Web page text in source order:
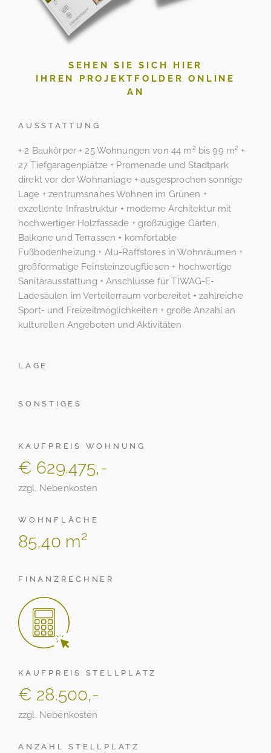
SEHEN SIE SICH HIER
IHREN PROJEKTFOLDER ONLINE
AN
AUSSTATTUNG
+ 2 Baukörper + 25 Wohnungen von 44 m² bis 99 m² +
27 Tiefgaragenplätze + Promenade und Stadtpark
direkt vor der Wohnanlage + ausgesprochen sonnige
Lage + zentrumsnahes Wohnen im Grünen +
exzellente Infrastruktur + moderne Architektur mit
hochwertiger Holzfassade + großzügige Gärten,
Balkone und Terrassen + komfortable
Fußbodenheizung + Alu-Raffstores in Wohnräumen +
großformatige Feinsteinzeugfliesen + hochwertige
Sanitärausstattung + Anschlüsse für TIWAG-E-
Ladesäulen im Verteilerraum vorbereitet + zahlreiche
Sport- und Freizeitmöglichkeiten + große Anzahl an
kulturellen Angeboten und Aktivitäten
LAGE
SONSTIGES
KAUFPREIS WOHNUNG
€ 629.475,-
zzgl. Nebenkosten
WOHNFLÄCHE
85,40 m²
FINANZRECHNER
KAUFPREIS STELLPLATZ
€ 28.500,-
zzgl. Nebenkosten
ANZAHL STELLPLATZ